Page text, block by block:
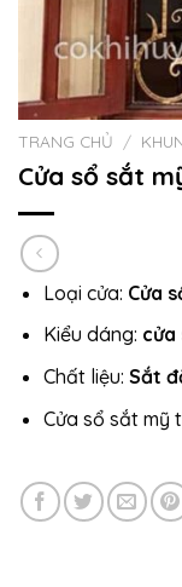
TRANG CHỦ /
Cửa sổ sắt
Loại cửa: Cửa
Kiểu dáng: cửa
Chất liệu: Sắt
Cửa sổ sắt mỹ